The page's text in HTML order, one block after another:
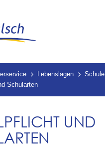
Lebenslagen
Schule
Schularten
UND